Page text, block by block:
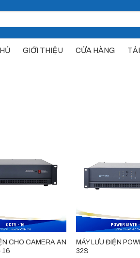
GIỚI THIỆU CỬA HÀNG
CHO CAMERA AN
16
MÁY LƯU ĐIỆN
32S